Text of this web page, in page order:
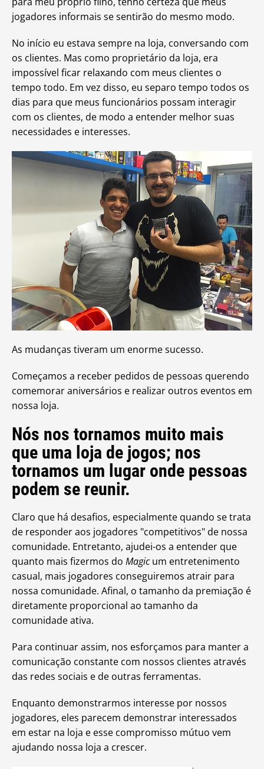
jogadores informais se sentirão do mesmo modo.
No início eu estava sempre na loja, conversando com
os clientes. Mas como proprietário da loja, era
impossível ficar relaxando com meus clientes o
tempo todo. Em vez disso, eu separo tempo todos os
dias para que meus funcionários possam interagir
com os clientes, de modo a entender melhor suas
necessidades e interesses.
As mudanças tiveram um enorme sucesso.
Começamos a receber pedidos de pessoas querendo
comemorar aniversários e realizar outros eventos em
nossa loja.
Nós nos tornamos muito mais
que uma loja de jogos; nos
tornamos um lugar onde pessoas
podem se reunir.
Claro que há desafios, especialmente quando se trata
de responder aos jogadores "competitivos" de nossa
comunidade. Entretanto, ajudei-os a entender que
quanto mais fizermos do Magicum entretenimento
casual, mais jogadores conseguiremos atrair para
nossa comunidade. Afinal, o tamanho da premiação é
diretamente proporcional ao tamanho da
comunidade ativa.
Para continuar assim, nos esforçamos para manter a
comunicação constante com nossos clientes através
das redes sociais e de outras ferramentas.
Enquanto demonstrarmos interesse por nossos
jogadores, eles parecem demonstrar interessados
em estar na loja e esse compromisso mútuo vem
ajudando nossa loja a crescer.